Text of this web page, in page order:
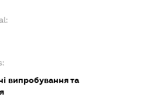
випробування та